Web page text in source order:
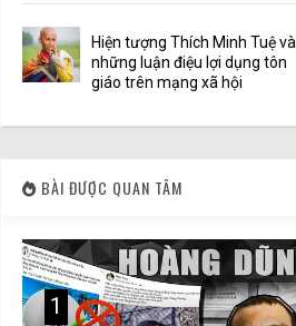
Hiện tượng Thích Minh Tuệ và
những luận điệu lợi dụng tôn
giáo trên mạng xã hội
BÀI ĐƯỢC QUAN TÂM
1